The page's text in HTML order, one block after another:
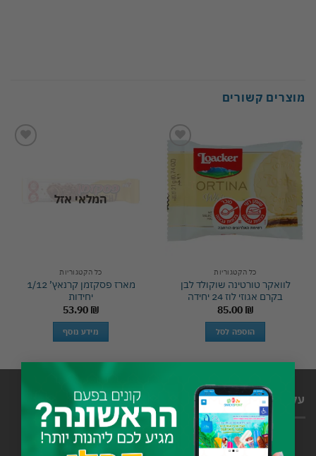
מוצרים קשורים
Add to
wishlist
כל הקטגוריות
לוואקר טורטינה שוקולד לבן
בקרם אגוזי לוז 24 יחידה
85.00 ₪
הוספה לסל
המלאי אזל
כל הקטגוריות
מארז פסקזמן קרנאץ’ 1/12
יחידות
53.90 ₪
מידע נוסף
עלינו